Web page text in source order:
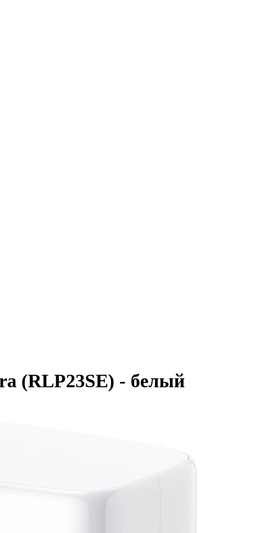
(RLP23SE) - белый